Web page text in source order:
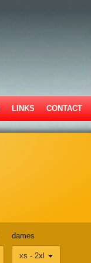
LINKS CONTACT
dames